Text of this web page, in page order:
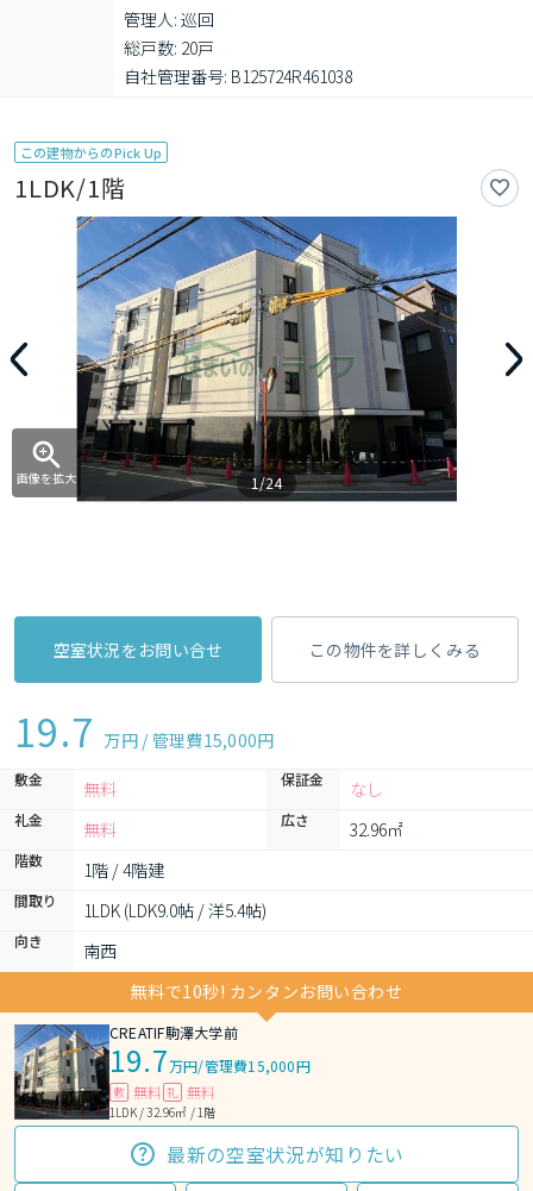
管理人: 巡回
総戸数: 20戸
自社管理番号: B125724R461038
この建物からのPick Up
1LDK/1階
画像を拡大 1/24
空室状況をお問い合せ この物件を詳しくみる
19.7 万円 / 管理費15,000円
敷金 無料 保証金 なし
礼金 無料 広さ 32.96㎡
階数 1階 / 4階建
間取り 1LDK (LDK9.0帖 / 洋5.4帖)
向き
南西
無料で10秒! カンタンお問い合わせ
CREATIF駒澤大学前
19.7万円/管理費15,000円
敷 無料 礼 無料
1LDK / 32.96㎡ / 1階
最新の空室状況が知りたい